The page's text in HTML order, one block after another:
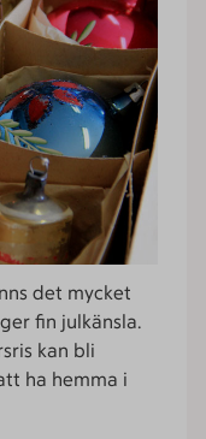
det mycket
fin julkänsla.
kan bli
ha hemma i